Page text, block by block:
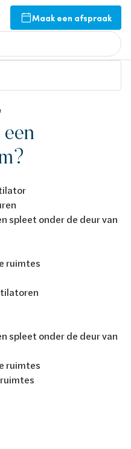
Maak een afspraak
spleet onder de deur van
ruimtes
spleet onder de deur van
ruimtes